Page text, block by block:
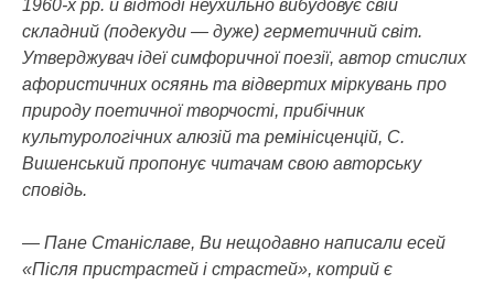
1960-х рр. й відтоді неухильно вибудовує свій
складний (подекуди — дуже) герметичний світ.
Утверджувач ідеї симфоричної поезії, автор стислих
афористичних осяянь та відвертих міркувань про
природу поетичної творчості, прибічник
культурологічних алюзій та ремінісценцій, С.
Вишенський пропонує читачам свою авторську
сповідь.
— Пане Станіславе, Ви нещодавно написали есей
«Після пристрастей і страстей», котрий є